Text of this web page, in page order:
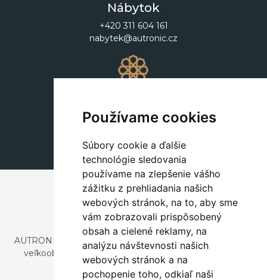
Používame cookies
Súbory cookie a ďalšie
technológie sledovania
používame na zlepšenie vášho
zážitku z prehliadania našich
webových stránok, na to, aby sme
vám zobrazovali prispôsobený
obsah a cielené reklamy, na
analýzu návštevnosti našich
webových stránok a na
pochopenie toho, odkiaľ naši
Nábytok
+420 311 604 161
nabytek@autronic.cz
+420 311 604 182
dekorace@autronic.cz
AUTRONIC, s.r.o. je spoločnosť zaoberajúca sa dovozom a
veľkoobchodným predajom dizajnového aj štýlového
nábytku a dekorácií.